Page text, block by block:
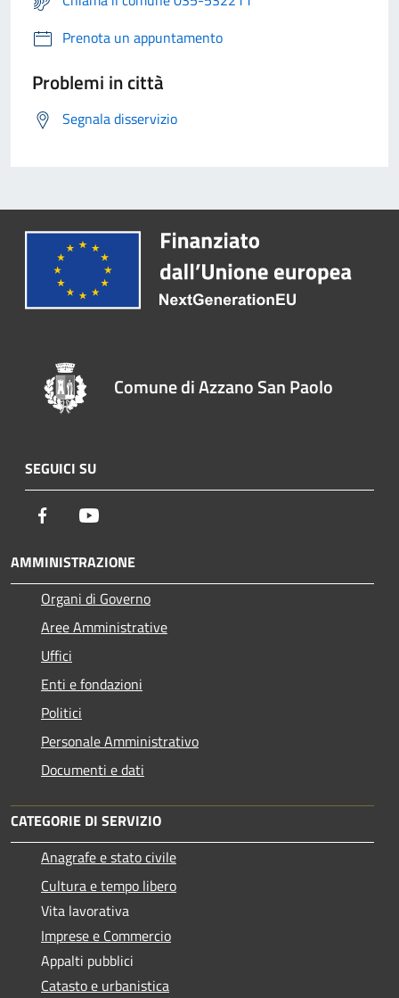
Prenota un appuntamento
Problemi in città
Segnala disservizio
Comune di Azzano San Paolo
SEGUICI SU
Facebook
AMMINISTRAZIONE
Organi di Governo
Aree Amministrative
Uffici
Enti e fondazioni
Politici
Personale Amministrativo
Documenti e dati
CATEGORIE DI SERVIZIO
Anagrafe e stato civile
Cultura e tempo libero
Vita lavorativa
Imprese e Commercio
Appalti pubblici
Catasto e urbanistica